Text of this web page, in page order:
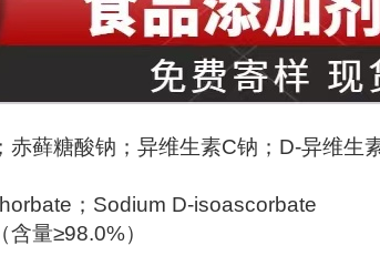
赤藓糖酸钠；异维生素C钠；D-异维生
；Sodium D-isoascorbate
量≥98.0%）